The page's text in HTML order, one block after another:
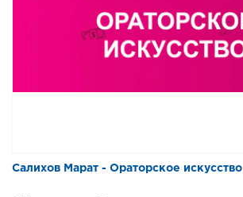
Салихов Марат - Ораторское искусство